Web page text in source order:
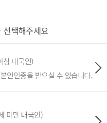
선택해주세요
상 내국인)
인인증을 받으실 수 있습니다.
미만 내국인)